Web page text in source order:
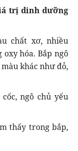
trị dinh dưỡng
chất xơ, nhiều
hóa. Bắp ngô
khác như đỏ,
ngô chủ yếu
thấy trong bắp,